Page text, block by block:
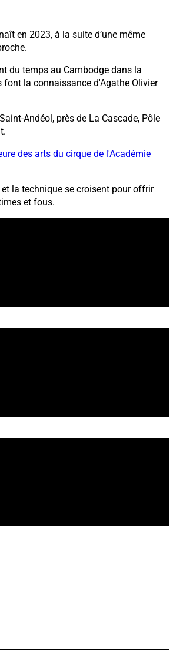
naît en 2023, à la suite d’une même
du temps au Cambodge dans la
font la connaissance d'Agathe Olivier
Andéol, près de La Cascade, Pôle
des arts du cirque de l'Académie
la technique se croisent pour offrir
et fous.